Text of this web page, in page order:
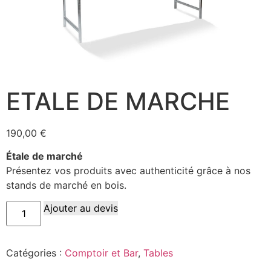
ETALE DE MARCHE
190,00 €
Étale de marché
Présentez vos produits avec authenticité grâce à nos
stands de marché en bois.
Ajouter au devis
Catégories : Comptoir et Bar, Tables